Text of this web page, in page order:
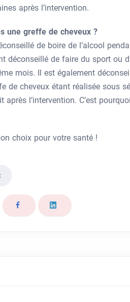
après l’intervention.
une greffe de cheveux ?
de boire de l’alcool
déconseillé de faire du sport ou
mois. Il est également
de cheveux étant réalisée sous
après l’intervention. C’est
choix pour votre santé !